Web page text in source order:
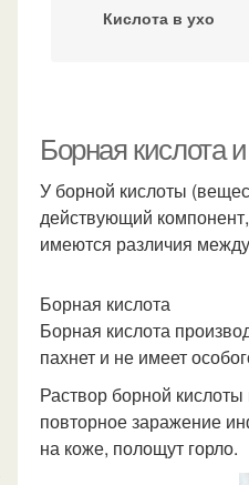
Кислота в ухо
Борная кислота
У борной кислоты
действующий
имеются различия
Борная кислота
Борная кислота
пахнет и не имеет
Раствор борной
повторное заражение
на коже, полощут горло.